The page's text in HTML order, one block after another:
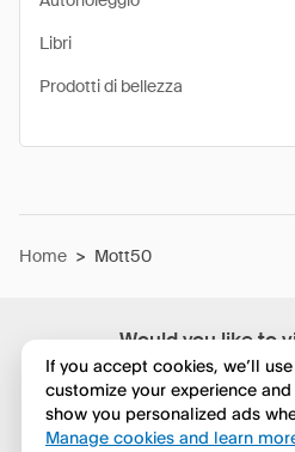
Would you like to
in
No, continua a
Libri
Prodotti di bellezza
Home > Mott50
If you accept cookies, we’ll
customize your experience
show you personalized ads
Manage cookies and learn